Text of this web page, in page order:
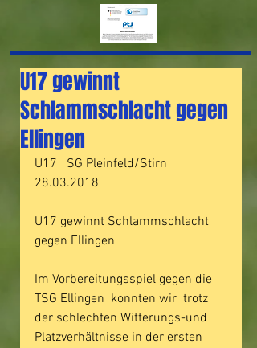
U17 gewinnt
Schlammschlacht gegen
Ellingen
U17   SG Pleinfeld/Stirn
28.03.2018
U17 gewinnt Schlammschlacht
gegen Ellingen
Im Vorbereitungsspiel gegen die
TSG Ellingen  konnten wir  trotz
der schlechten Witterungs-und
Platzverhältnisse in der ersten